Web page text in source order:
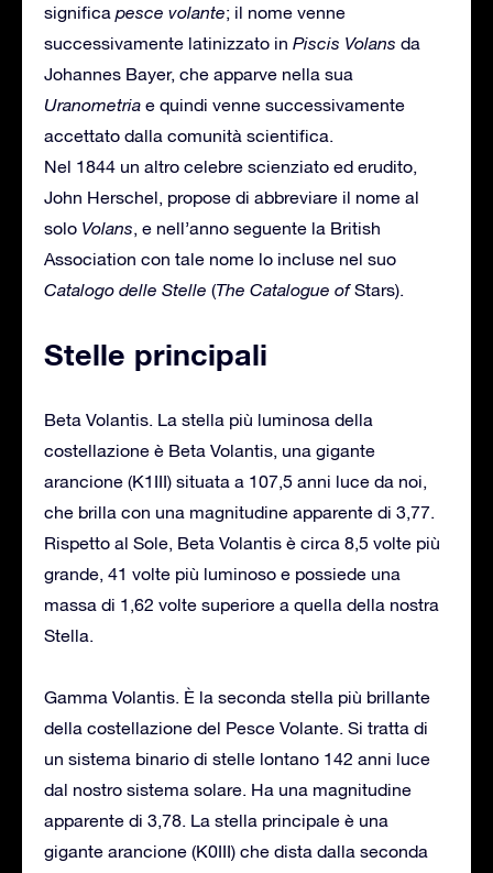
significa pesce volante; il nome venne
successivamente latinizzato in Piscis Volans da
Johannes Bayer, che apparve nella sua
Uranometria e quindi venne successivamente
accettato dalla comunità scientifica.
Nel 1844 un altro celebre scienziato ed erudito,
John Herschel, propose di abbreviare il nome al
solo Volans, e nell’anno seguente la British
Association con tale nome lo incluse nel suo
Catalogo delle Stelle (The Catalogue ofStars).
Stelle principali
Beta Volantis. La stella più luminosa della
costellazione è Beta Volantis, una gigante
arancione (K1III) situata a 107,5 anni luce da noi,
che brilla con una magnitudine apparente di 3,77.
Rispetto al Sole, Beta Volantis è circa 8,5 volte più
grande, 41 volte più luminoso e possiede una
massa di 1,62 volte superiore a quella della nostra
Stella.
Gamma Volantis. È la seconda stella più brillante
della costellazione del Pesce Volante. Si tratta di
un sistema binario di stelle lontano 142 anni luce
dal nostro sistema solare. Ha una magnitudine
apparente di 3,78. La stella principale è una
gigante arancione (K0III) che dista dalla seconda